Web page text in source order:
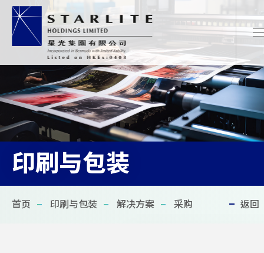
印刷与包装
首页 印刷与包装 解决方案 采购 返回
EN 繁 简
首页